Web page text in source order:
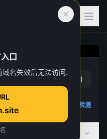
赞 ( 34 )
播放检测
口
名失效后无法访问.